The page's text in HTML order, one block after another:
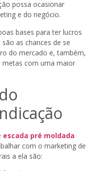
possa ocasionar
e do negócio.
bases para ter lucros
as chances de se
do mercado e, também,
metas com uma maior
escada pré moldada
com o marketing de
a ela são: